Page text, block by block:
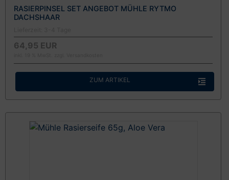
RASIERPINSEL SET ANGEBOT MÜHLE RYTMO
DACHSHAAR
64,95 EUR
ZUM ARTIKEL